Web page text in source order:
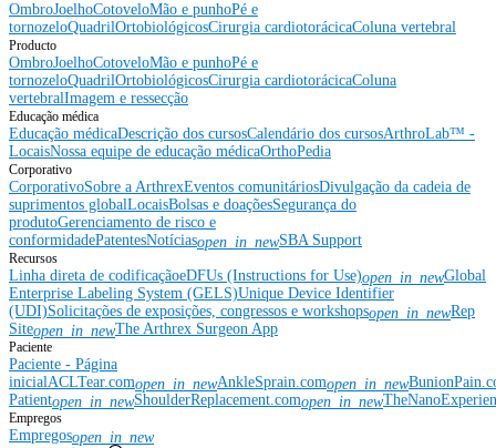
OmbroJoelhoCotoveloMão e punhoPé e
tornozeloQuadrilOrtobiológicosCirurgia cardiotorácicaColuna vertebral
Producto
OmbroJoelhoCotoveloMão e punhoPé e
tornozeloQuadrilOrtobiológicosCirurgia cardiotorácicaColuna
vertebralImagem e ressecção
Educação médica
Educação médicaDescrição dos cursosCalendário dos cursosArthroLab™ -
LocaisNossa equipe de educação médicaOrthoPedia
Corporativo
CorporativoSobre a ArthrexEventos comunitáriosDivulgação da cadeia de
suprimentos globalLocaisBolsas e doaçõesSegurança do
produtoGerenciamento de risco e
conformidadePatentesNotíciasopen_in_newSBA Support
Recursos
Linha direta de codificaçãoeDFUs (Instructions for Use)open_in_newGlobal
Enterprise Labeling System (GELS)Unique Device Identifier
(UDI)Solicitações de exposições, congressos e workshopsopen_in_newRep
Siteopen_in_newThe Arthrex Surgeon App
Paciente
Paciente - Página
inicialACLTear.comopen_in_newAnkleSprain.comopen_in_new
Patientopen_in_newShoulderReplacement.comopen_in_new
Empregos
Empregosopen_in_new